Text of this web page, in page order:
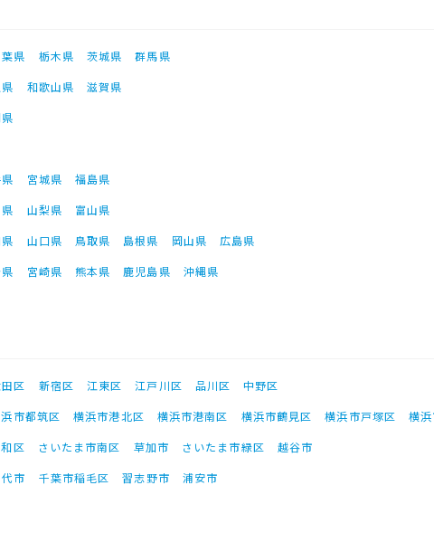
県 栃木県 茨城県
群馬県
和歌山県
滋賀県
宮城県
福島県
山梨県
富山県
山口県 鳥取県 島根県 岡山県
広島県
宮崎県 熊本県 鹿児島県 沖縄県
区 新宿区 江東区 江戸川区 品川区
中野区
市都筑区 横浜市港北区 横浜市港南区 横浜市鶴見区 横浜市戸塚区
横
区 さいたま市南区 草加市 さいたま市緑区
越谷市
市 千葉市稲毛区 習志野市 浦安市